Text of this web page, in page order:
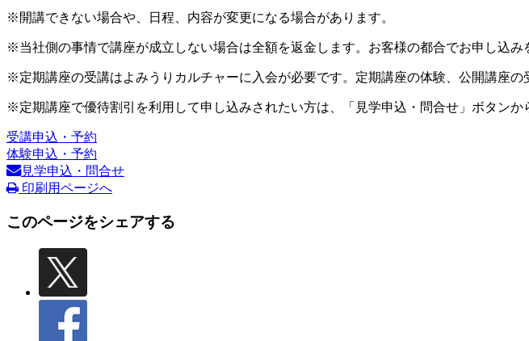
※開講できない場合や、日程、内容が変更になる場合があります。
※当社側の事情で講座が成立しない場合は全額を返金します。お客様の都合でお申し込み
※定期講座の受講はよみうりカルチャーに入会が必要です。定期講座の体験、公開講座の
※定期講座で優待割引を利用して申し込みされたい方は、「見学申込・問合せ」ボタンか
受講申込・予約
体験申込・予約
見学申込・問合せ
印刷用ページへ
このページをシェアする